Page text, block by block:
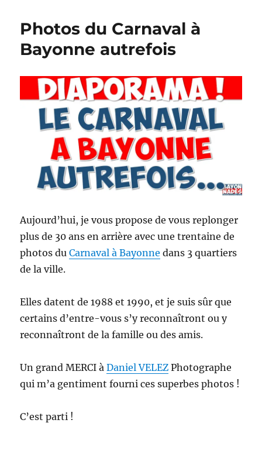
de
Photos du Carnaval à
Bayonne autrefois
Aujourd’hui, je vous propose de vous replonger
plus de 30 ans en arrière avec une trentaine de
photos duCarnaval à Bayonne dans 3 quartiers
de la ville.
Elles datent de 1988 et 1990, et je suis sûr que
certains d’entre-vous s’y reconnaîtront ou y
reconnaîtront de la famille ou des amis.
Un grand MERCI àDaniel VELEZ Photographe
qui m’a gentiment fourni ces superbes photos !
C’est parti !